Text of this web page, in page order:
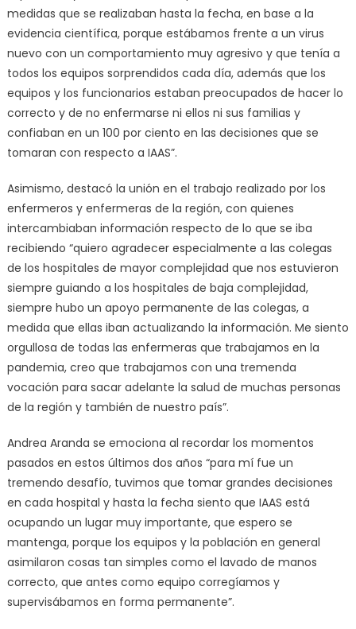
medidas que se realizaban hasta la fecha, en base a la
evidencia científica, porque estábamos frente a un virus
nuevo con un comportamiento muy agresivo y que tenía a
todos los equipos sorprendidos cada día, además que los
equipos y los funcionarios estaban preocupados de hacer lo
correcto y de no enfermarse ni ellos ni sus familias y
confiaban en un 100 por ciento en las decisiones que se
tomaran con respecto a IAAS”.
Asimismo, destacó la unión en el trabajo realizado por los
enfermeros y enfermeras de la región, con quienes
intercambiaban información respecto de lo que se iba
recibiendo “quiero agradecer especialmente a las colegas
de los hospitales de mayor complejidad que nos estuvieron
siempre guiando a los hospitales de baja complejidad,
siempre hubo un apoyo permanente de las colegas, a
medida que ellas iban actualizando la información. Me siento
orgullosa de todas las enfermeras que trabajamos en la
pandemia, creo que trabajamos con una tremenda
vocación para sacar adelante la salud de muchas personas
de la región y también de nuestro país”.
Andrea Aranda se emociona al recordar los momentos
pasados en estos últimos dos años “para mí fue un
tremendo desafío, tuvimos que tomar grandes decisiones
en cada hospital y hasta la fecha siento que IAAS está
ocupando un lugar muy importante, que espero se
mantenga, porque los equipos y la población en general
asimilaron cosas tan simples como el lavado de manos
correcto, que antes como equipo corregíamos y
supervisábamos en forma permanente”.